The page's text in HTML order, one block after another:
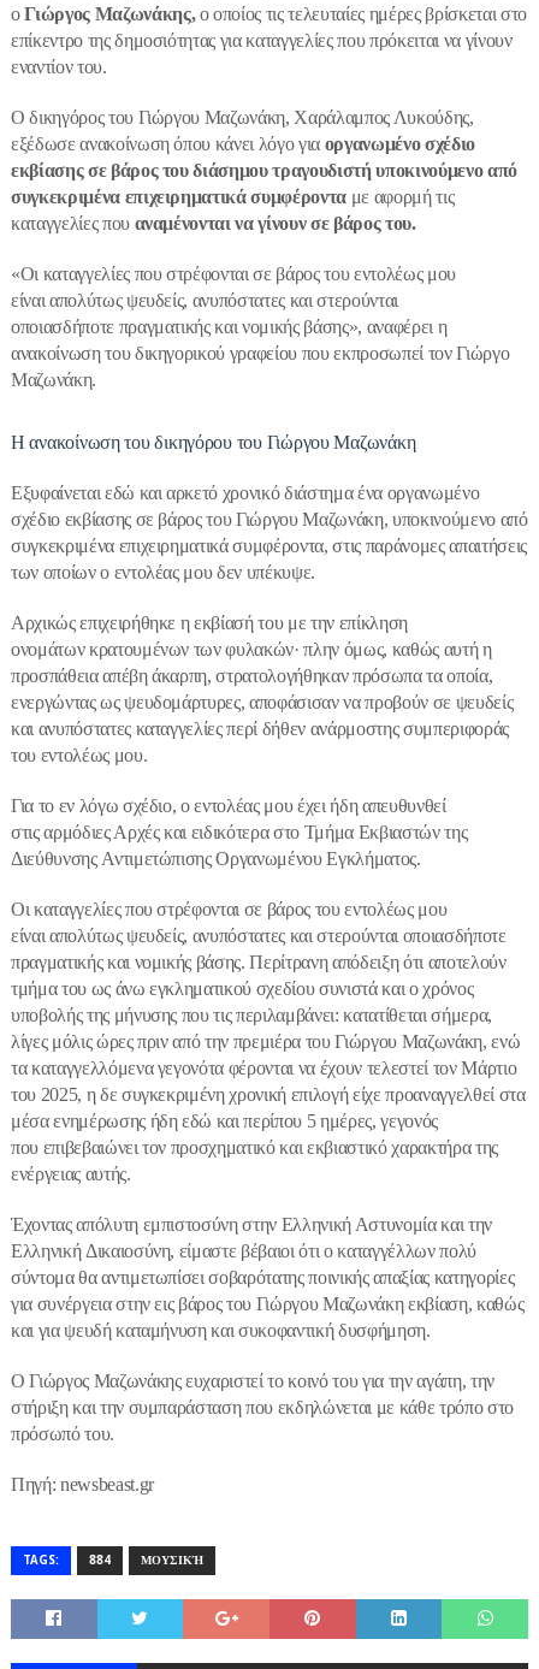
οΓιώργος Μαζωνάκης,ο οποίος τις τελευταίες ημέρες βρίσκεται στο
επίκεντρο της δημοσιότητας για καταγγελίες που πρόκειται να γίνουν
εναντίον του.
Ο δικηγόρος του Γιώργου Μαζωνάκη, Χαράλαμπος Λυκούδης,
εξέδωσε ανακοίνωση όπου κάνει λόγο για οργανωμένο σχέδιο
εκβίασης σε βάρος του διάσημου τραγουδιστή υποκινούμενο από
συγκεκριμένα επιχειρηματικά συμφέροντα με αφορμή τις
καταγγελίες πουαναμένονται να γίνουν σε βάρος του.
«Οι καταγγελίες που στρέφονται σε βάρος του εντολέως μου
είναι απολύτως ψευδείς, ανυπόστατες και στερούνται
οποιασδήποτε πραγματικής και νομικής βάσης», αναφέρει η
ανακοίνωση του δικηγορικού γραφείου που εκπροσωπεί τον Γιώργο
Μαζωνάκη.
Η ανακοίνωση του δικηγόρου του Γιώργου Μαζωνάκη
Εξυφαίνεται εδώ και αρκετό χρονικό διάστημα ένα οργανωμένο
σχέδιο εκβίασης σε βάρος του Γιώργου Μαζωνάκη, υποκινούμενο από
συγκεκριμένα επιχειρηματικά συμφέροντα, στις παράνομες απαιτήσεις
των οποίων ο εντολέας μου δεν υπέκυψε.
Αρχικώς επιχειρήθηκε η εκβίασή του με την επίκληση
ονομάτων κρατουμένων των φυλακών· πλην όμως, καθώς αυτή η
προσπάθεια απέβη άκαρπη, στρατολογήθηκαν πρόσωπα τα οποία,
ενεργώντας ως ψευδομάρτυρες, αποφάσισαν να προβούν σε ψευδείς
και ανυπόστατες καταγγελίες περί δήθεν ανάρμοστης συμπεριφοράς
του εντολέως μου.
Για το εν λόγω σχέδιο, ο εντολέας μου έχει ήδη απευθυνθεί
στις αρμόδιες Αρχές και ειδικότερα στο Τμήμα Εκβιαστών της
Διεύθυνσης Αντιμετώπισης Οργανωμένου Εγκλήματος.
Οι καταγγελίες που στρέφονται σε βάρος του εντολέως μου
είναι απολύτως ψευδείς, ανυπόστατες και στερούνται οποιασδήποτε
πραγματικής και νομικής βάσης. Περίτρανη απόδειξη ότι αποτελούν
τμήμα του ως άνω εγκληματικού σχεδίου συνιστά και ο χρόνος
υποβολής της μήνυσης που τις περιλαμβάνει: κατατίθεται σήμερα,
λίγες μόλις ώρες πριν από την πρεμιέρα του Γιώργου Μαζωνάκη, ενώ
τα καταγγελλόμενα γεγονότα φέρονται να έχουν τελεστεί τον Μάρτιο
του 2025, η δε συγκεκριμένη χρονική επιλογή είχε προαναγγελθεί στα
μέσα ενημέρωσης ήδη εδώ και περίπου 5 ημέρες, γεγονός
που επιβεβαιώνει τον προσχηματικό και εκβιαστικό χαρακτήρα της
ενέργειας αυτής.
Έχοντας απόλυτη εμπιστοσύνη στην Ελληνική Αστυνομία και την
Ελληνική Δικαιοσύνη, είμαστε βέβαιοι ότι ο καταγγέλλων πολύ
σύντομα θα αντιμετωπίσει σοβαρότατης ποινικής απαξίας κατηγορίες
για συνέργεια στην εις βάρος του Γιώργου Μαζωνάκη εκβίαση, καθώς
και για ψευδή καταμήνυση και συκοφαντική δυσφήμηση.
Ο Γιώργος Μαζωνάκης ευχαριστεί το κοινό του για την αγάπη, την
στήριξη και την συμπαράσταση που εκδηλώνεται με κάθε τρόπο στο
πρόσωπό του.
Πηγή: newsbeast.gr
TAGS: 884 ΜΟΥΣΙΚΉ